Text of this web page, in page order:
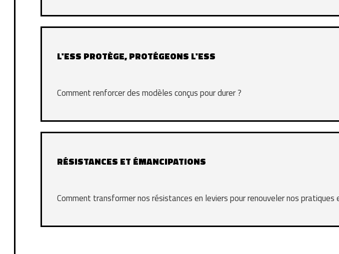
L'ESS PROTÈGE, PROTÉGEONS L'ESS
Comment renforcer des modèles conçus pour durer ?
RÉSISTANCES ET ÉMANCIPATIONS
Comment transformer nos résistances en leviers pour renouveler nos